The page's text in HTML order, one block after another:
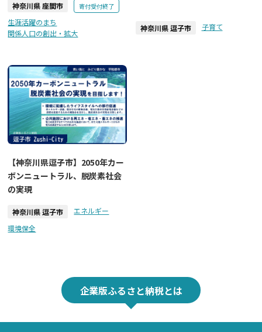
神奈川県 座間市 寄付受付終了
生涯活躍のまち
関係人口の創出・拡大
神奈川県 逗子市 子育て
【神奈川県逗子市】2050年カー
ボンニュートラル、脱炭素社会
の実現
神奈川県 逗子市
エネルギー
環境保全
企業版ふるさと納税とは